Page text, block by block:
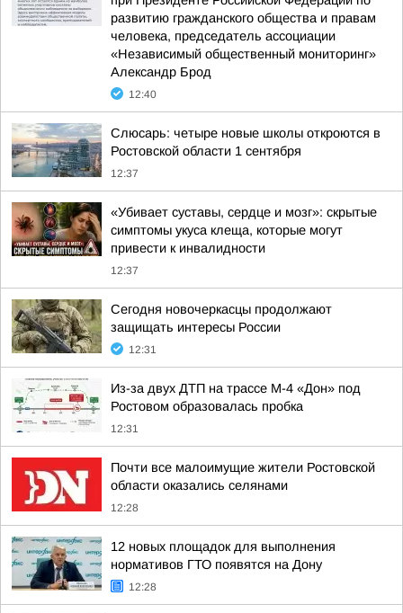
развитию гражданского общества и правам
человека, председатель ассоциации
«Независимый общественный мониторинг»
Александр Брод
12:40
Слюсарь: четыре новые школы откроются в
Ростовской области 1 сентября
12:37
«Убивает суставы, сердце и мозг»: скрытые
симптомы укуса клеща, которые могут
привести к инвалидности
12:37
Сегодня новочеркасцы продолжают
защищать интересы России
12:31
Из-за двух ДТП на трассе М-4 «Дон» под
Ростовом образовалась пробка
12:31
Почти все малоимущие жители Ростовской
области оказались селянами
12:28
12 новых площадок для выполнения
нормативов ГТО появятся на Дону
12:28